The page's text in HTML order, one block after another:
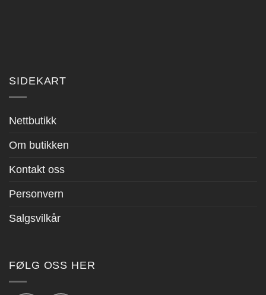
SIDEKART
Nettbutikk
Om butikken
Kontakt oss
Personvern
Salgsvilkår
FØLG OSS HER